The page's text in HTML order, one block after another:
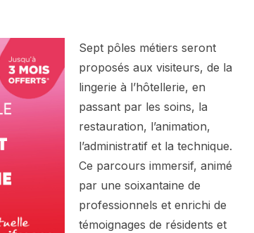
Sept pôles métiers seront
proposés aux visiteurs, de la
lingerie à l’hôtellerie, en
passant par les soins, la
restauration, l’animation,
l’administratif et la technique.
Ce parcours immersif, animé
par une soixantaine de
professionnels et enrichi de
témoignages de résidents et